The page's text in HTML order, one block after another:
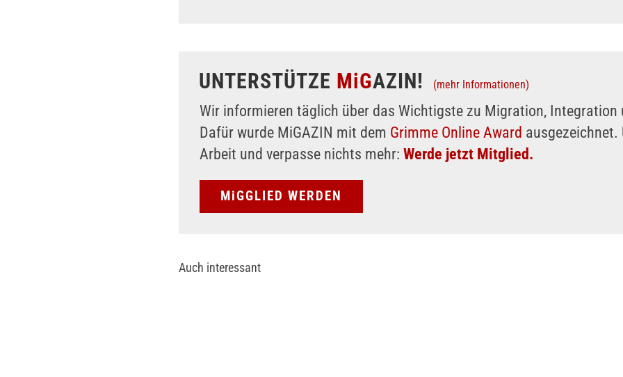
UNTERSTÜTZE MiGAZIN! (mehr Informationen)
Wir informieren täglich über das Wichtigste zu Migration, Integration
Dafür wurde MiGAZIN mit dem Grimme Online Award
Arbeit und verpasse nichts mehr: Werde jetzt Mitglied.
MiGGLIED WERDEN
Auch interessant